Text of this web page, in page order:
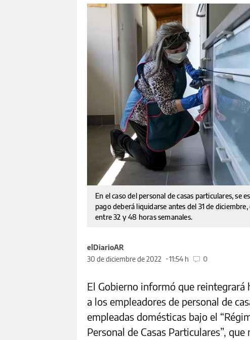
En el caso del personal de casas particulares, se
pago deberá liquidarse antes del 31 de
entre 32 y 48 horas semanales.
elDiarioAR
30 de diciembre de 2022
11:54 h 0
El Gobierno informó que
a los empleadores de personal de
empleadas domésticas bajo el
Personal de Casas Particulares”,